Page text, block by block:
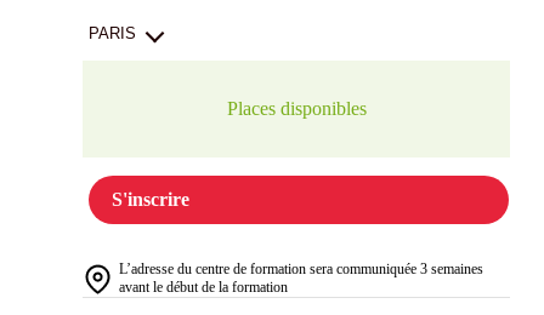
PARIS
Places disponibles
S'inscrire
L’adresse du centre de formation sera communiquée 3 semaines
avant le début de la formation